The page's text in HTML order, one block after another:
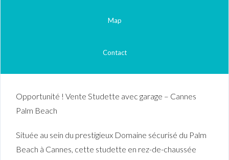
Map
Contact
Opportunité ! Vente Studette avec garage – Cannes
Palm Beach
Située au sein du prestigieux Domaine sécurisé du Palm
Beach à Cannes, cette studette en rez-de-chaussée